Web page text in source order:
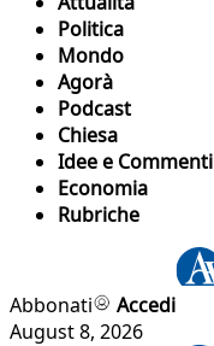
Politica
Mondo
Agorà
Podcast
Chiesa
Idee e Commenti
Economia
Rubriche
Abbonati
Accedi
August 8, 2026